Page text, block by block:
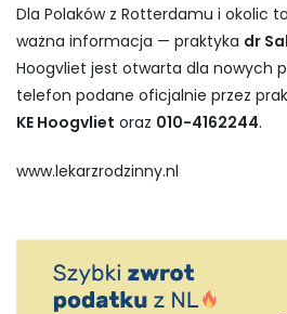
Dla Polaków z Rotterdamu i okolic
ważna informacja — praktyka dr
Hoogvliet jest otwarta dla nowych
telefon podane oficjalnie przez
KE Hoogvliet oraz 010-4162244.
www.lekarzrodzinny.nl